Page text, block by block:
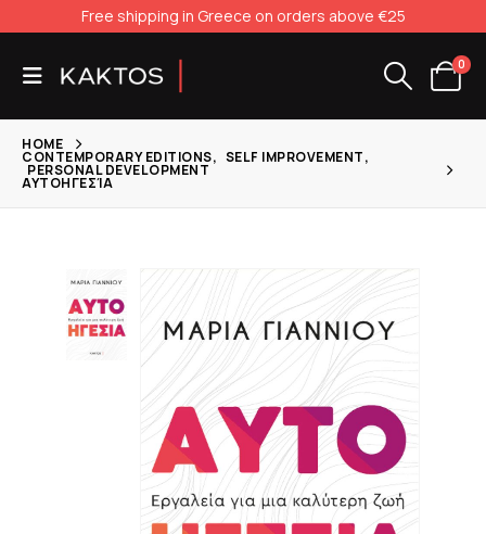
Free shipping in Greece on orders above €25
0
HOME
CONTEMPORARY EDITIONS, SELF IMPROVEMENT,
PERSONAL DEVELOPMENT
ΑΥΤΟΗΓΕΣΊΑ